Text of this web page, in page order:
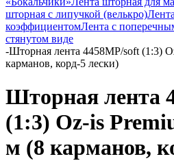
шторная с липучкой (велькро)
коэффициентомЛента с
стянутом виде
-Шторная лента 4458MP/soft (1:3)
карманов, корд-5 лески)
Шторная лента
(1:3) Oz-is
м (8 карманов,